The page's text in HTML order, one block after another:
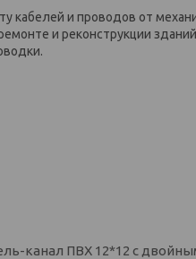
кабелей и проводов от
и реконструкции
канал ПВХ 12*12 с